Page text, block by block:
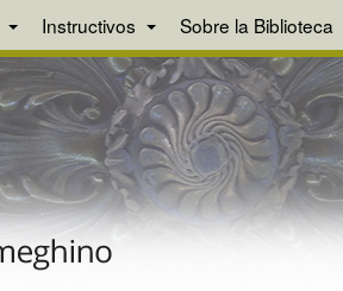
Instructivos Sobre la Biblioteca